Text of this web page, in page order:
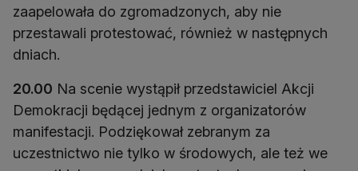
zaapelowała do zgromadzonych, aby nie
przestawali protestować, również w następnych
dniach.
20.00 Na scenie wystąpił przedstawiciel Akcji
Demokracji będącej jednym z organizatorów
manifestacji. Podziękował zebranym za
uczestnictwo nie tylko w środowych, ale też we